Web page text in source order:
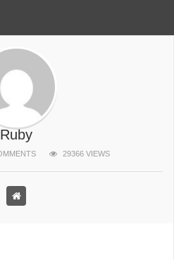
Ruby
29366 VIEWS